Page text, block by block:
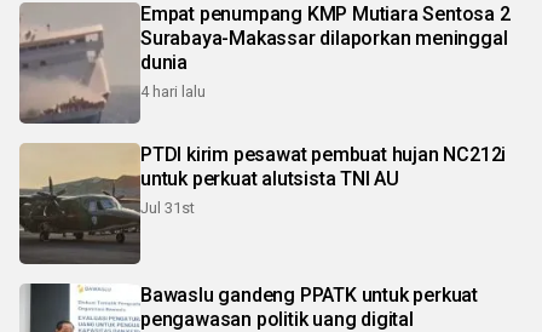
Empat penumpang KMP Mutiara Sentosa 2
Surabaya-Makassar dilaporkan meninggal
dunia
4 hari lalu
PTDI kirim pesawat pembuat hujan NC212i
untuk perkuat alutsista TNI AU
Jul 31st
Bawaslu gandeng PPATK untuk perkuat
pengawasan politik uang digital